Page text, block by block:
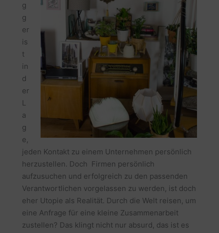
g
g
er
is
t
in
d
er
L
a
g
e,
jeden Kontakt zu einem Unternehmen persönlich
herzustellen. Doch Firmen persönlich
aufzusuchen und erfolgreich zu den passenden
Verantwortlichen vorgelassen zu werden, ist doch
eher Utopie als Realität. Durch die Welt reisen, um
eine Anfrage für eine kleine Zusammenarbeit
zustellen? Das klingt nicht nur absurd, das ist es